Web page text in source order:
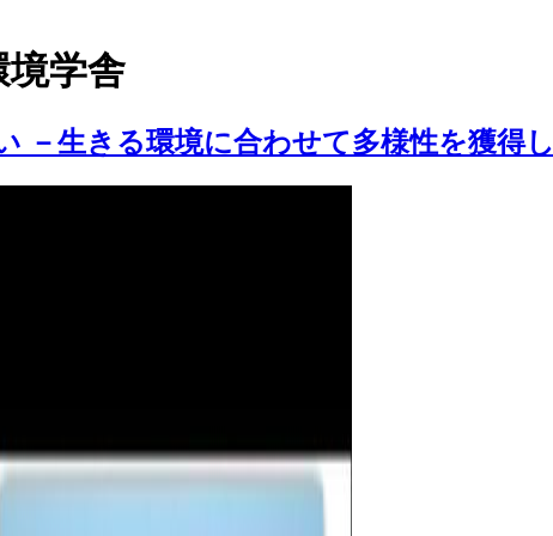
境学舎
－生きる環境に合わせて多様性を獲得し